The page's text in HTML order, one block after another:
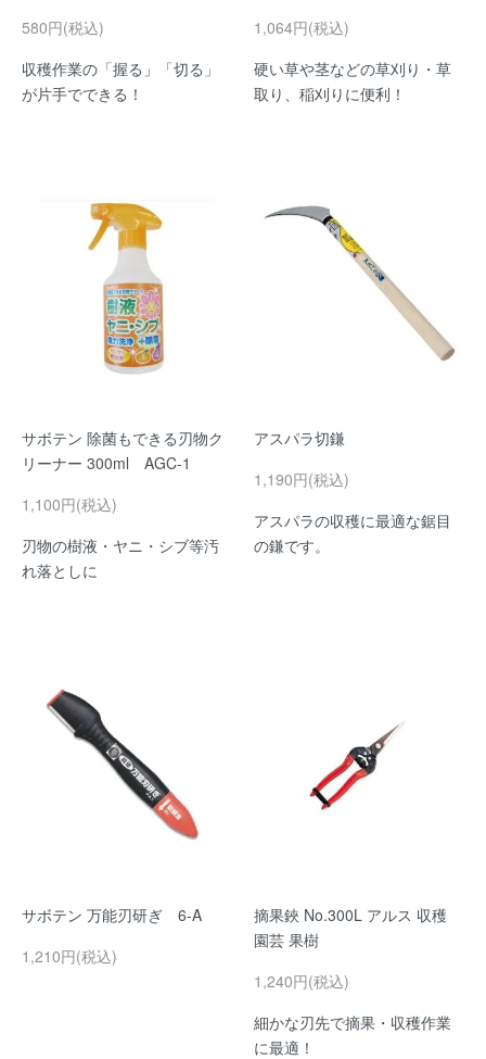
580円(税込)
収穫作業の「握る」「切る」
が片手でできる！
1,064円(税込)
硬い草や茎などの草刈り・草
取り、稲刈りに便利！
サボテン 除菌もできる刃物ク
リーナー 300ml AGC-1
1,100円(税込)
刃物の樹液・ヤニ・シブ等汚
れ落としに
アスパラ切鎌
1,190円(税込)
アスパラの収穫に最適な鋸目
の鎌です。
サボテン 万能刃研ぎ 6-A
1,210円(税込)
摘果鋏 No.300L アルス 収穫
園芸 果樹
1,240円(税込)
細かな刃先で摘果・収穫作業
に最適！